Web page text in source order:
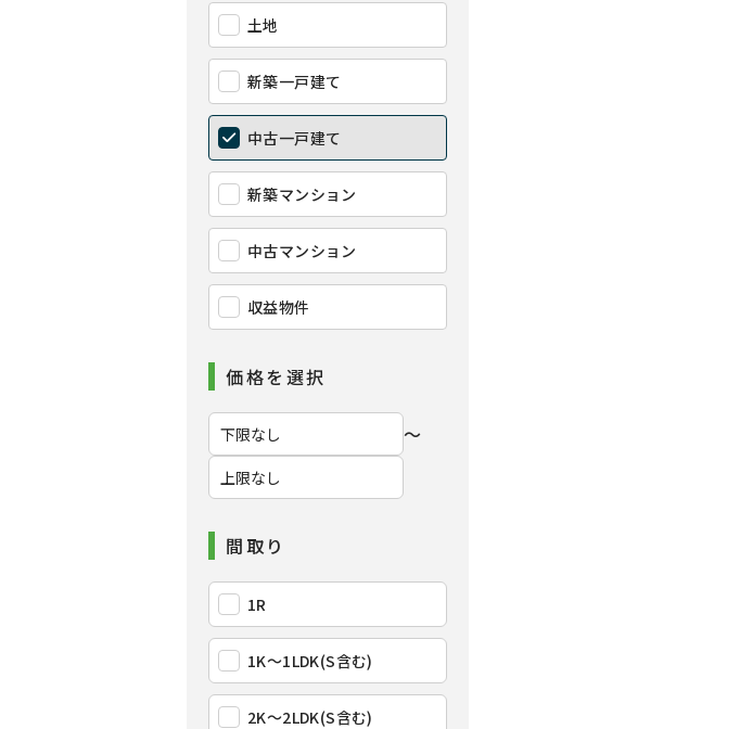
土地
新築一戸建て
中古一戸建て
新築マンション
中古マンション
収益物件
価格を選択
〜
間取り
1R
1K〜1LDK(S含む)
2K〜2LDK(S含む)